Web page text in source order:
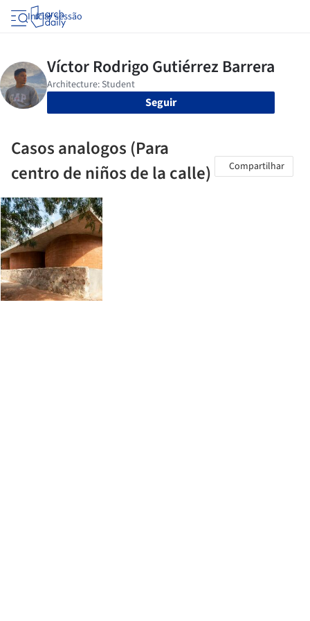
Iniciar sessão
Seguir
Casos analogos (Para
centro de niños de la calle)
Compartilhar